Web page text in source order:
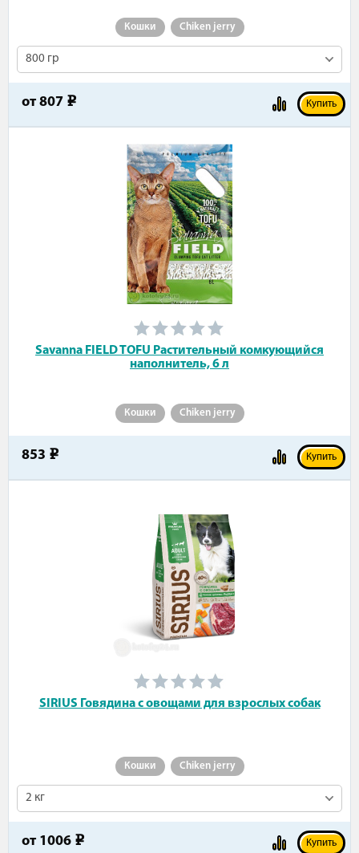
Кошки Chiken jerry
800 гр
от 807 e Купить
Savanna FIELD TOFU Растительный комкующийся
наполнитель, 6 л
Кошки Chiken jerry
853 e Купить
SIRIUS Говядина с овощами для взрослых собак
Кошки Chiken jerry
2 кг
от 1006 e Купить